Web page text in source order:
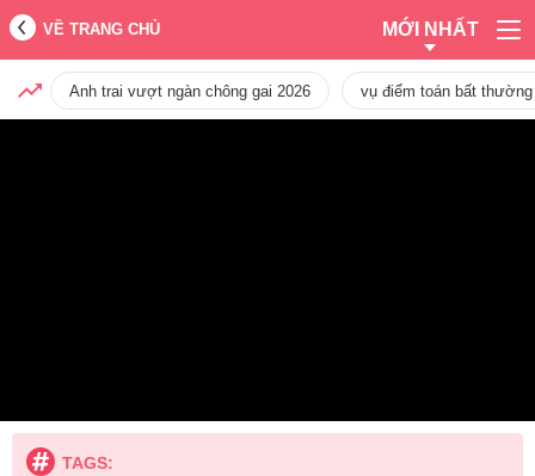
VỀ TRANG CHỦ MỚI NHẤT
Anh trai vượt ngàn chông gai 2026 vụ điểm toán bất
TAGS: